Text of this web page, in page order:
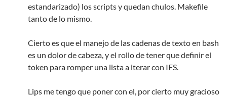
estandarizado) los scripts y quedan chulos. Makefile
tanto de lo mismo.
Cierto es que el manejo de las cadenas de texto en bash
es un dolor de cabeza, y el rollo de tener que definir el
token para romper una lista a iterar con IFS.
Lips me tengo que poner con el, por cierto muy gracioso